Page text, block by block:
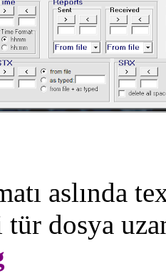
aslında
dosya